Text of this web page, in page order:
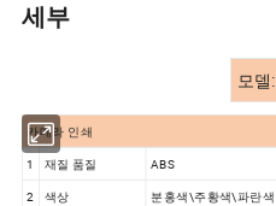
세부
모델:
카메라 인쇄
1
재질 품질 ABS
2 색상
분홍색\주황색\파란색